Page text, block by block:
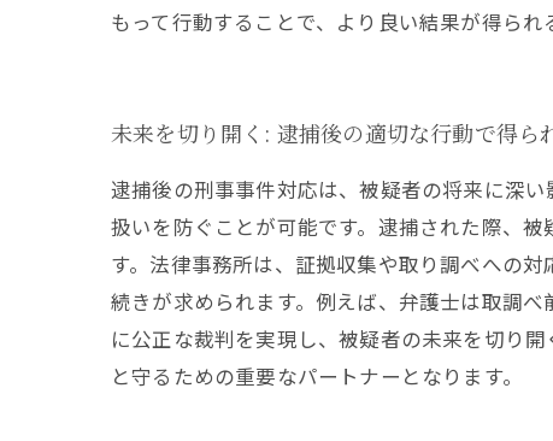
もって行動することで、より良い結果が得られ
未来を切り開く: 逮捕後の適切な行動で得ら
逮捕後の刑事事件対応は、被疑者の将来に深
扱いを防ぐことが可能です。逮捕された際、
す。法律事務所は、証拠収集や取り調べへの
続きが求められます。例えば、弁護士は取調
に公正な裁判を実現し、被疑者の未来を切り
と守るための重要なパートナーとなります。